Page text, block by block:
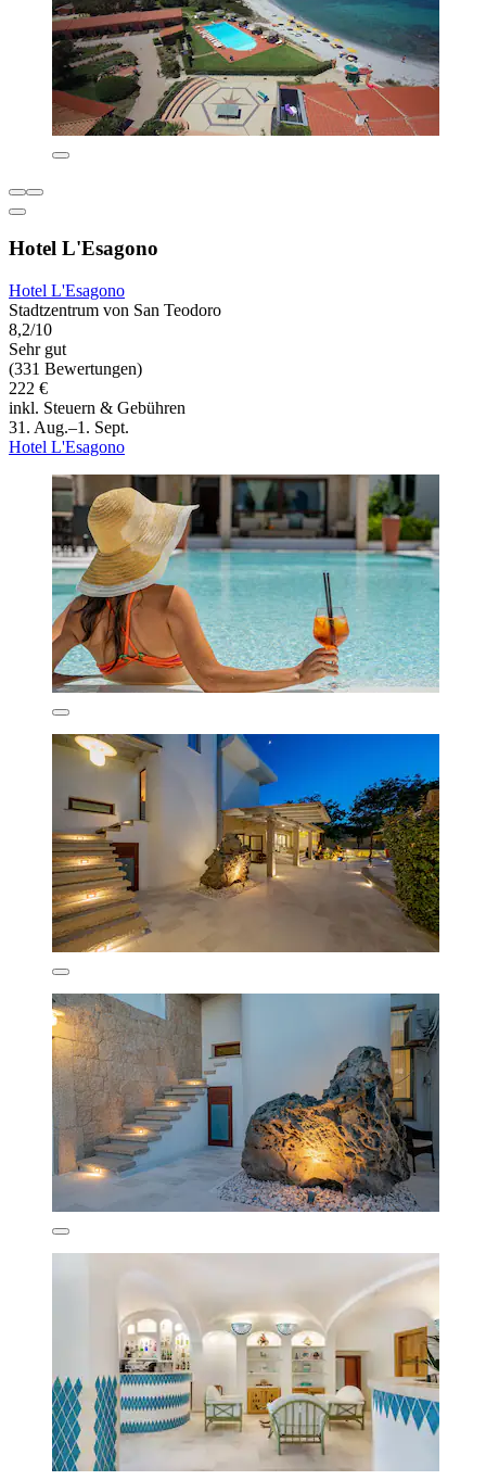
Hotel L'Esagono
Hotel L'Esagono
Stadtzentrum von San Teodoro
8,2/10
Sehr gut
(331 Bewertungen)
222 €
inkl. Steuern & Gebühren
31. Aug.–1. Sept.
Hotel L'Esagono